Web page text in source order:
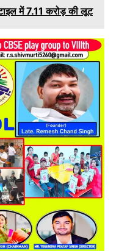
में 7.11 करोड़ की लूट